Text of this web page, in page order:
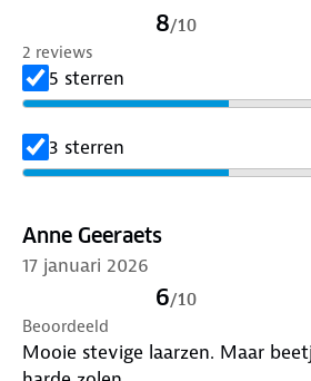
8/10
2 reviews
5 sterren
3 sterren
Anne Geeraets
17 januari 2026
6/10
Beoordeeld
Mooie stevige laarzen. Maar